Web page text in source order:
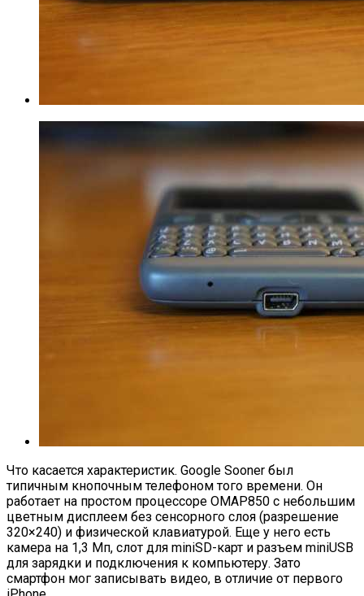
Что касается характеристик. Google Sooner был
типичным кнопочным телефоном того времени. Он
работает на простом процессоре OMAP850 с небольшим
цветным дисплеем без сенсорного слоя (разрешение
320×240) и физической клавиатурой. Еще у него есть
камера на 1,3 Мп, слот для miniSD-карт и разъем miniUSB
для зарядки и подключения к компьютеру. Зато
смартфон мог записывать видео, в отличие от первого